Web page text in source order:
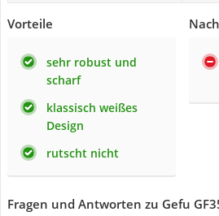
Vorteile
sehr robust und
scharf
klassisch weißes
Design
rutscht nicht
Fragen und Antworten zu Gefu